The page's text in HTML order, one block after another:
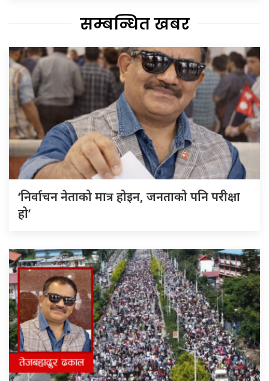
सम्बन्धित खबर
‘निर्वाचन नेताको मात्र होइन, जनताको पनि परीक्षा
हो’